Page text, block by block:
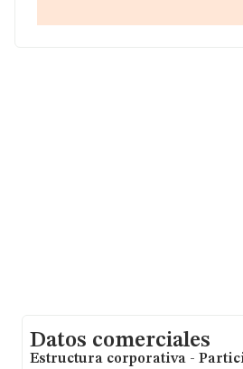
Travesia Uruguay núm. 4 2 22,
Datos comerciales
Estructura corporativa -